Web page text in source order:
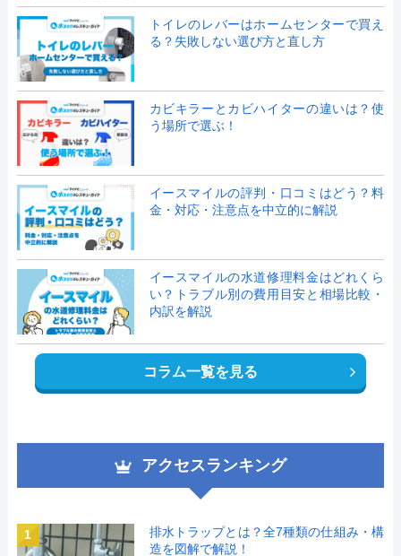
トイレのレバーはホームセンターで買え
る？失敗しない選び方と直し方
カビキラーとカビハイターの違いは？使
う場所で選ぶ！
イースマイルの評判・口コミはどう？料
金・対応・注意点を中立的に解説
イースマイルの水道修理料金はどれくら
い？トラブル別の費用目安と相場比較・
内訳を解説
コラム一覧を見る
アクセスランキング
1
排水トラップとは？全7種類の仕組み・構
造を図解で解説！